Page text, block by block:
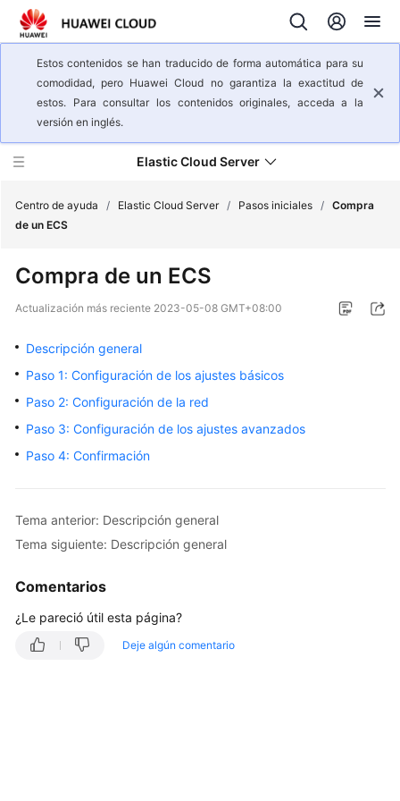
Estos contenidos se han traducido de forma automática para su
comodidad, pero Huawei Cloud no garantiza la exactitud de
estos. Para consultar los contenidos originales, acceda a la
versión en inglés.
Elastic Cloud Server
general
del
iniciales
Descripción
un
ECS
Descripción
Paso
Centro de ayuda / Elastic Cloud Server / Pasos iniciales / Compra
de un ECS
Compra de un ECS
Actualización más reciente 2023-05-08 GMT+08:00
Descripción general
Paso 1: Configuración de los ajustes básicos
Paso 2: Configuración de la red
Paso 3: Configuración de los ajustes avanzados
Paso 4: Confirmación
Tema anterior: Descripción general
Tema siguiente: Descripción general
Comentarios
¿Le pareció útil esta página?
Deje algún comentario